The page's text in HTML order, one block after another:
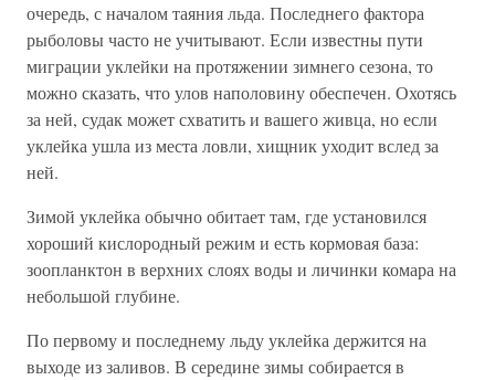
очередь, с началом таяния льда. Последнего фактора
рыболовы часто не учитывают. Если известны пути
миграции уклейки на протяжении зимнего сезона, то
можно сказать, что улов наполовину обеспечен. Охотясь
за ней, судак может схватить и вашего живца, но если
уклейка ушла из места ловли, хищник уходит вслед за
ней.
Зимой уклейка обычно обитает там, где установился
хороший кислородный режим и есть кормовая база:
зоопланктон в верхних слоях воды и личинки комара на
небольшой глубине.
По первому и последнему льду уклейка держится на
выходе из заливов. В середине зимы собирается в